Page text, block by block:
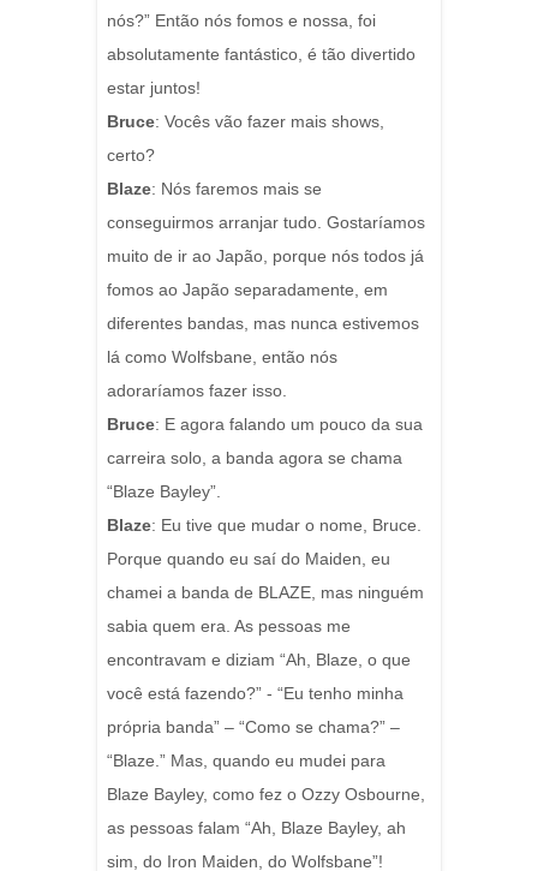
nós?” Então nós fomos e nossa, foi
absolutamente fantástico, é tão divertido
estar juntos!
Bruce: Vocês vão fazer mais shows,
certo?
Blaze: Nós faremos mais se
conseguirmos arranjar tudo. Gostaríamos
muito de ir ao Japão, porque nós todos já
fomos ao Japão separadamente, em
diferentes bandas, mas nunca estivemos
lá como Wolfsbane, então nós
adoraríamos fazer isso.
Bruce: E agora falando um pouco da sua
carreira solo, a banda agora se chama
“Blaze Bayley”.
Blaze: Eu tive que mudar o nome, Bruce.
Porque quando eu saí do Maiden, eu
chamei a banda de BLAZE, mas ninguém
sabia quem era. As pessoas me
encontravam e diziam “Ah, Blaze, o que
você está fazendo?” - “Eu tenho minha
própria banda” – “Como se chama?” –
“Blaze.” Mas, quando eu mudei para
Blaze Bayley, como fez o Ozzy Osbourne,
as pessoas falam “Ah, Blaze Bayley, ah
sim, do Iron Maiden, do Wolfsbane”!